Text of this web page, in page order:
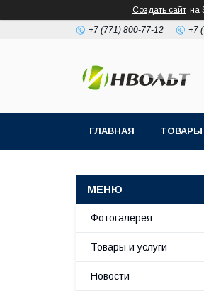
Создать сайт на
+7 (771) 800-77-12 +7
ГЛАВНАЯ ТОВАРЫ
Фотогалерея
Товары и услуги
Новости